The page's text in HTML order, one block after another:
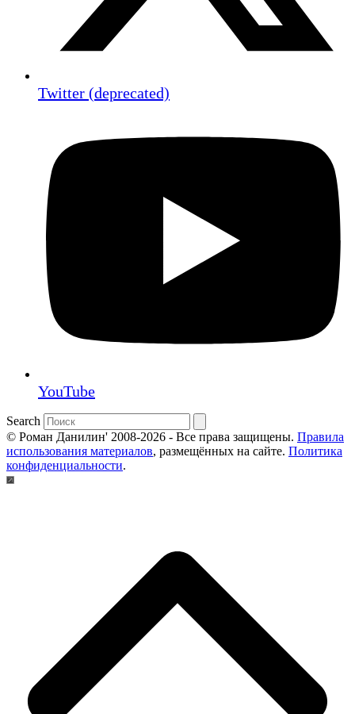
Twitter (deprecated)
YouTube
Search
© Роман Данилин' 2008-2026 - Все права защищены. Правила
использования материалов, размещённых на сайте. Политика
конфиденциальности.